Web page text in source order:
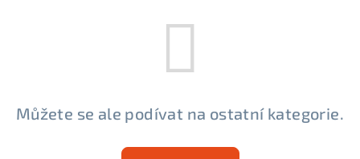
Můžete se ale podívat na ostatní kategorie.